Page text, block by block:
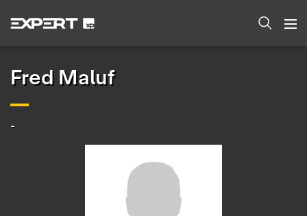
Fred Maluf
-